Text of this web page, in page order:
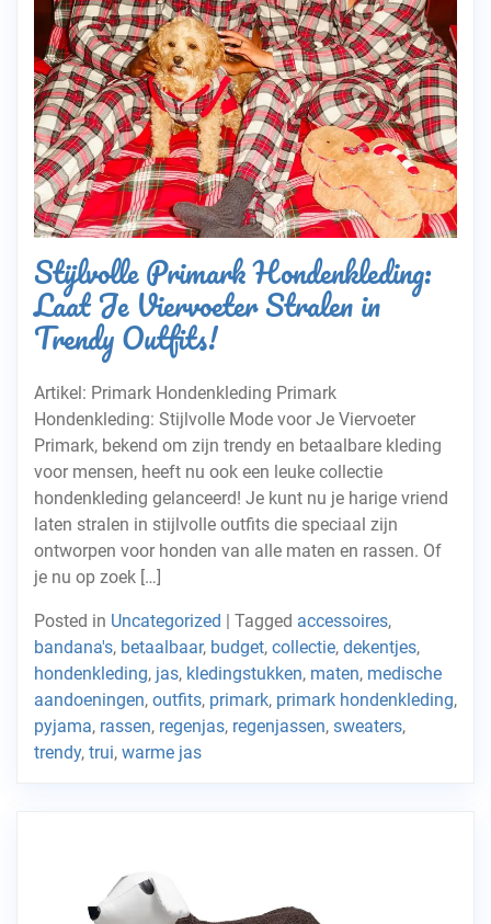
Stijlvolle Primark Hondenkleding:
Laat Je Viervoeter Stralen in
Trendy Outfits!
Artikel: Primark Hondenkleding Primark
Hondenkleding: Stijlvolle Mode voor Je Viervoeter
Primark, bekend om zijn trendy en betaalbare kleding
voor mensen, heeft nu ook een leuke collectie
hondenkleding gelanceerd! Je kunt nu je harige vriend
laten stralen in stijlvolle outfits die speciaal zijn
ontworpen voor honden van alle maten en rassen. Of
je nu op zoek […]
Posted in Uncategorized | Tagged accessoires,
bandana's, betaalbaar, budget, collectie, dekentjes,
hondenkleding, jas, kledingstukken, maten, medische
aandoeningen, outfits, primark, primark hondenkleding,
pyjama, rassen, regenjas, regenjassen, sweaters,
trendy, trui, warme jas